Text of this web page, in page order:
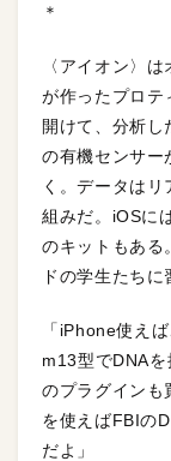
＊
〈アイオン〉
が作ったプロテ
開けて、分析し
の有機センサー
く。データは
組みだ。iOSに
のキットもある
ドの学生たちに
「iPhone使え
m13型でDNA
のプラグインも
を使えばFBIの
だよ」